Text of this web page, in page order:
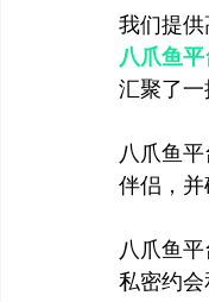
我们提
八爪鱼平
八爪鱼
伴侣，并
八爪鱼